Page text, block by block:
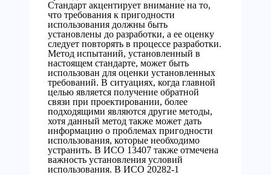
Стандарт акцентирует внимание на то,
что требования к пригодности
использования должны быть
установлены до разработки, а ее оценку
следует повторять в процессе разработки.
Метод испытаний, установленный в
настоящем стандарте, может быть
использован для оценки установленных
требований. В ситуациях, когда главной
целью является получение обратной
связи при проектировании, более
подходящими являются другие методы,
хотя данный метод также может дать
информацию о проблемах пригодности
использования, которые необходимо
устранить. В ИСО 13407 также отмечена
важность установления условий
использования. В ИСО 20282-1